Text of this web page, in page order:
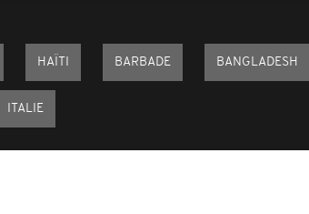
HAÏTI BARBADE BANGLADESH
ITALIE